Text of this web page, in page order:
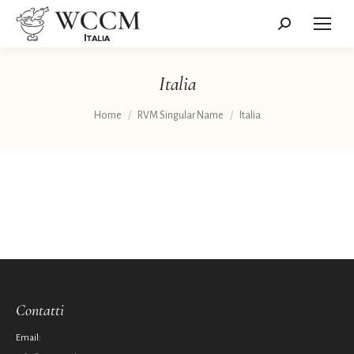
Cerca:
Italia
Tu sei qui:
Home RVM Singular Name Italia
Contatti
Email: